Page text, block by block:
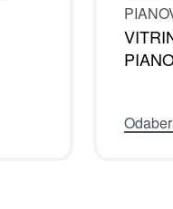
PIANO